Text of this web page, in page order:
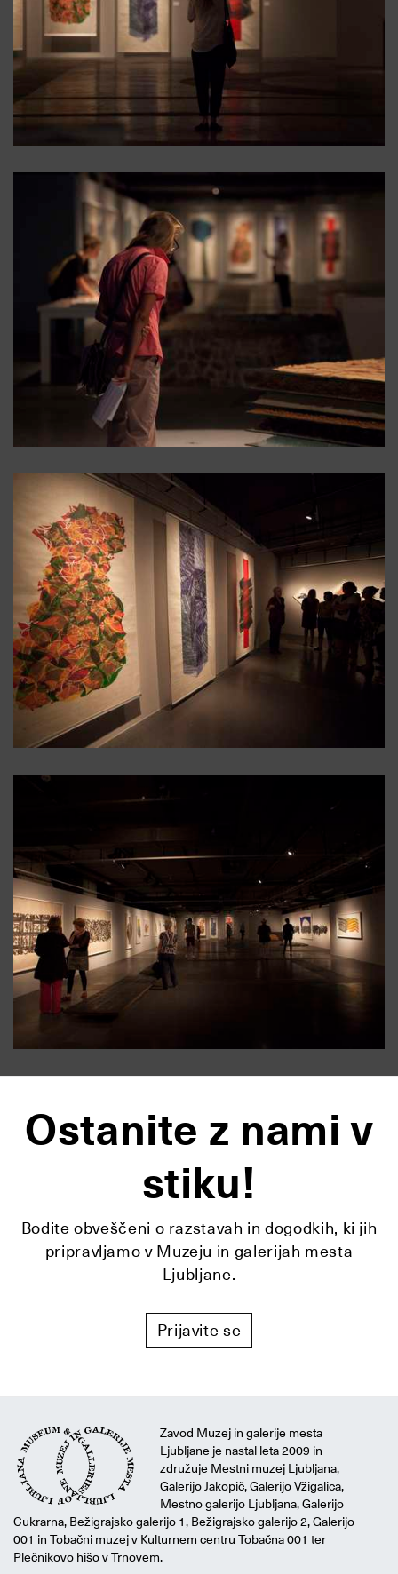
Ostanite z nami v
stiku!
Bodite obveščeni o razstavah in dogodkih, ki jih
pripravljamo v Muzeju in galerijah mesta
Ljubljane.
Prijavite se
Zavod Muzej in galerije mesta
Ljubljane je nastal leta 2009 in
združuje Mestni muzej Ljubljana,
Galerijo Jakopič, Galerijo Vžigalica,
Mestno galerijo Ljubljana, Galerijo
Cukrarna, Bežigrajsko galerijo 1, Bežigrajsko galerijo 2, Galerijo
001 in Tobačni muzej v Kulturnem centru Tobačna 001 ter
Plečnikovo hišo v Trnovem.